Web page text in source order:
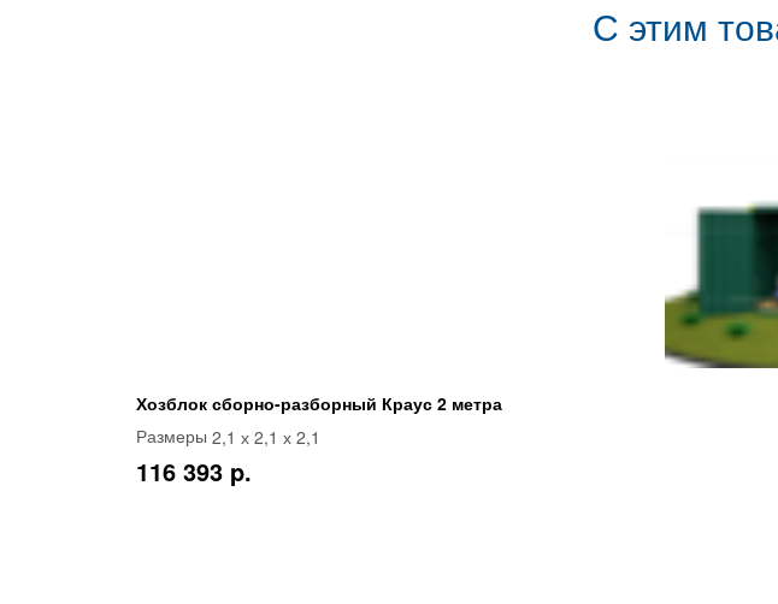
С этим
Хозблок сборно-разборный Краус 2 метра
Размеры 2,1 х 2,1 х 2,1
116 393 p.